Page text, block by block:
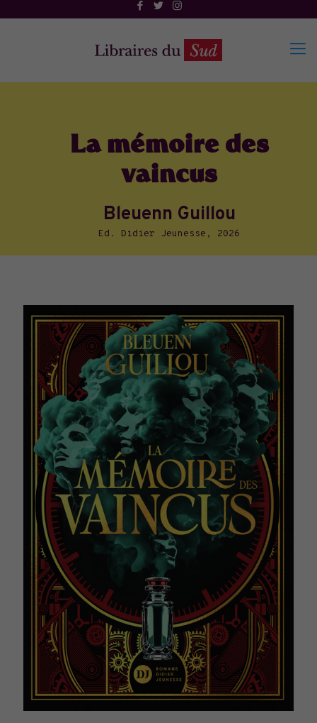
La mémoire des
vaincus
Bleuenn Guillou
Ed. Didier Jeunesse, 2026